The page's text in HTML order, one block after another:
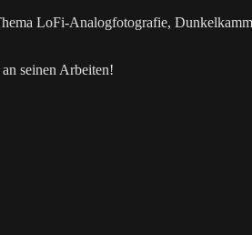
LoFi-Analogfotografie,
seinen Arbeiten!